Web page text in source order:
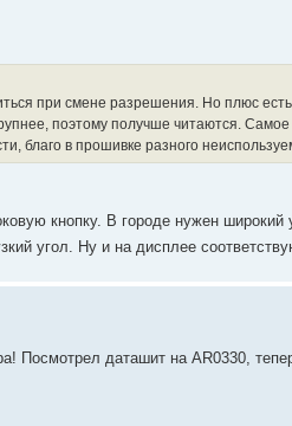
при смене разрешения. Но плюс
поэтому получше читаются.
благо в прошивке разного
кнопку. В городе нужен широкий
угол. Ну и на дисплее
даташит на AR0330,